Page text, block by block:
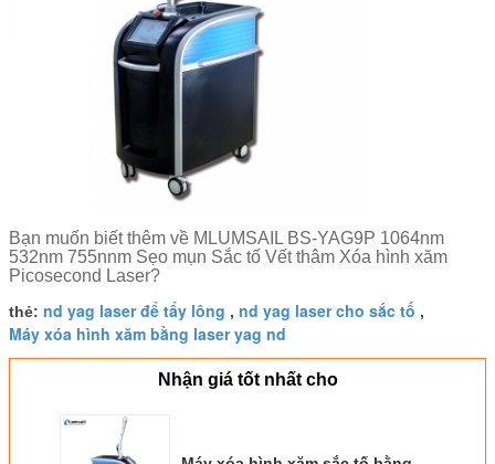
Bạn muốn biết thêm về MLUMSAIL BS-YAG9P 1064nm
532nm 755nnm Sẹo mụn Sắc tố Vết thâm Xóa hình xăm
Picosecond Laser?
thẻ: nd yag laser để tẩy lông , nd yag laser cho sắc tố ,
Máy xóa hình xăm bằng laser yag nd
Nhận giá tốt nhất cho